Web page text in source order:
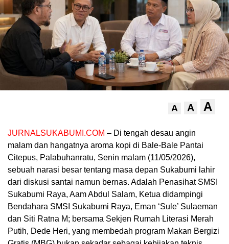
A A A
JURNALSUKABUMI.COM – Di tengah desau angin
malam dan hangatnya aroma kopi di Bale-Bale Pantai
Citepus, Palabuhanratu, Senin malam (11/05/2026),
sebuah narasi besar tentang masa depan Sukabumi lahir
dari diskusi santai namun bernas. Adalah Penasihat SMSI
Sukabumi Raya, Aam Abdul Salam, Ketua didampingi
Bendahara SMSI Sukabumi Raya, Eman ‘Sule’ Sulaeman
dan Siti Ratna M; bersama Sekjen Rumah Literasi Merah
Putih, Dede Heri, yang membedah program Makan Bergizi